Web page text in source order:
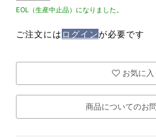
EOL（生産中止品）になりました。
ご注文には ログインが必要です
お気に入
商品についてのお